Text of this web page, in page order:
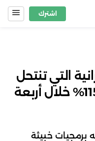
اشترك
التي تنتحل
اسم ChatGPT بنسبة 115% خلال أربعة
خبيثة